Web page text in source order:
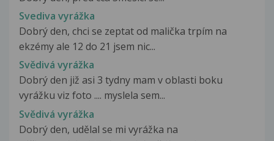
Svediva vyrážka
Dobrý den, chci se zeptat od malička trpím na
ekzémy ale 12 do 21 jsem nic...
Svědivá vyrážka
Dobrý den již asi 3 tydny mam v oblasti boku
vyrážku viz foto .... myslela sem...
Svědivá vyrážka
Dobrý den, udělal se mi vyrážka na